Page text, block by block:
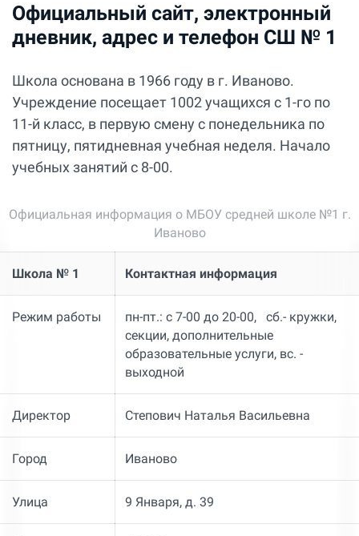
Официальный сайт, электронный
дневник, адрес и телефон СШ № 1
Школа основана в 1966 году в г. Иваново.
Учреждение посещает 1002 учащихся с 1-го по
11-й класс, в первую смену с понедельника по
пятницу, пятидневная учебная неделя. Начало
учебных занятий с 8-00.
Официальная информация о МБОУ средней школе №1 г.
Иваново
Школа № 1 Контактная информация
Режим работы
пн-пт.: с 7-00 до 20-00, сб.- кружки,
секции, дополнительные
образовательные услуги, вс. -
выходной
Директор Степович Наталья Васильевна
Город Иваново
Улица 9 Января, д. 39